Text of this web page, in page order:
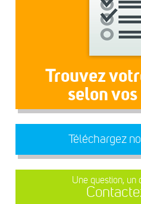
Trouvez
selon
Téléchargez
Une question, un